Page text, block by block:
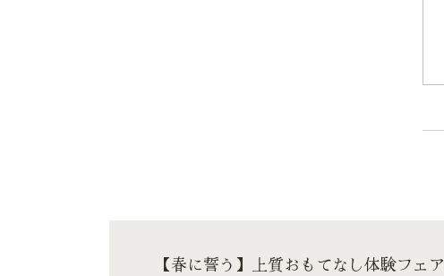
【春に誓う】上質おもてなし体験フェア